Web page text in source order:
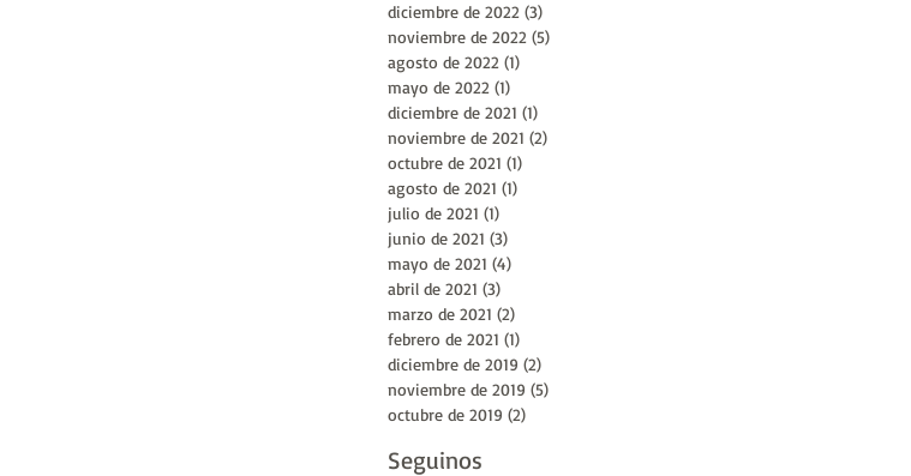
diciembre de 2022 (3)
noviembre de 2022 (5)
agosto de 2022 (1)
mayo de 2022 (1)
diciembre de 2021 (1)
noviembre de 2021 (2)
octubre de 2021 (1)
agosto de 2021 (1)
julio de 2021 (1)
junio de 2021 (3)
mayo de 2021 (4)
abril de 2021 (3)
marzo de 2021 (2)
febrero de 2021 (1)
diciembre de 2019 (2)
noviembre de 2019 (5)
octubre de 2019 (2)
Seguinos